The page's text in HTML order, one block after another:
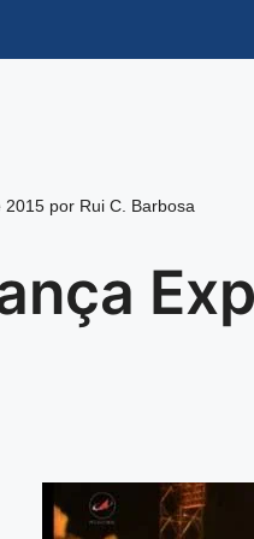
por Rui C. Barbosa